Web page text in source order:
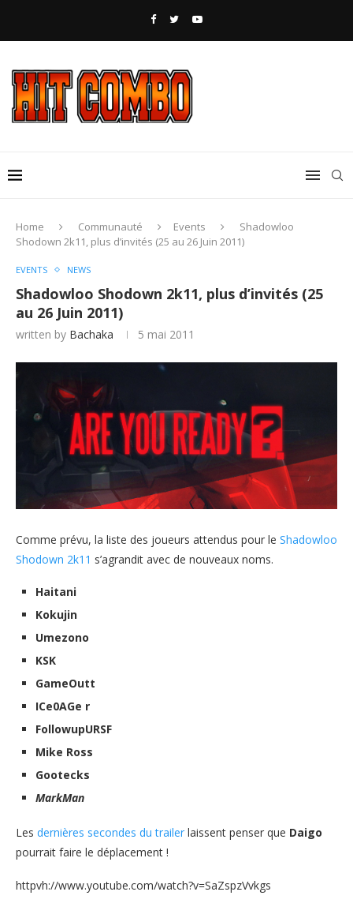
Home Communauté Events
Shadowloo
Shodown 2k11, plus d’invités (25 au 26 Juin 2011)
EVENTS NEWS
Shadowloo Shodown 2k11, plus d’invités (25
au 26 Juin 2011)
written by Bachaka 5 mai 2011
Comme prévu, la liste des joueurs attendus pour le Shadowloo
Shodown 2k11 s’agrandit avec de nouveaux noms.
Haitani
Kokujin
Umezono
KSK
GameOutt
ICe0AGe r
FollowupURSF
Mike Ross
Gootecks
MarkMan
Les dernières secondes du trailer laissent penser que Daigo
pourrait faire le déplacement !
httpvh://www.youtube.com/watch?v=SaZspzVvkgs